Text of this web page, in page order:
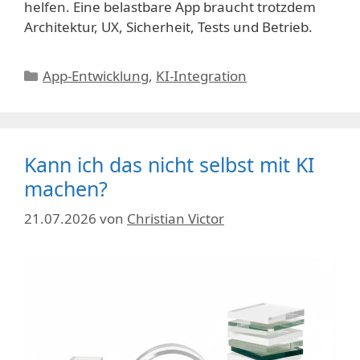
helfen. Eine belastbare App braucht trotzdem
Architektur, UX, Sicherheit, Tests und Betrieb.
Kategorien
App-Entwicklung, KI-Integration
Kann ich das nicht selbst mit KI
machen?
21.07.2026 von Christian Victor